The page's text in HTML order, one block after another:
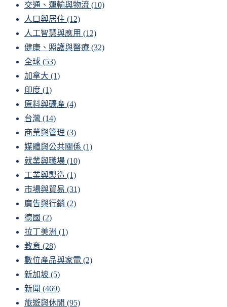
交通、運輸與物流 (10)
人口與居住 (12)
人工智慧與應用 (12)
健康、照護與醫療 (32)
全球 (53)
加拿大 (1)
印度 (1)
原料與礦產 (4)
台灣 (14)
商業與管理 (3)
媒體與公共關係 (1)
就業與職場 (10)
工業與製造 (1)
市場與貿易 (31)
廣告與行銷 (2)
德國 (2)
拉丁美洲 (1)
教育 (28)
數位產品與家電 (2)
新加坡 (5)
新聞 (469)
旅遊與休閒 (95)